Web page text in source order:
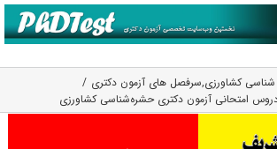
کشاورزی,سرفصل های آزمون دکتری
امتحانی آزمون دکتری حشره‌شناسی کشاورزی